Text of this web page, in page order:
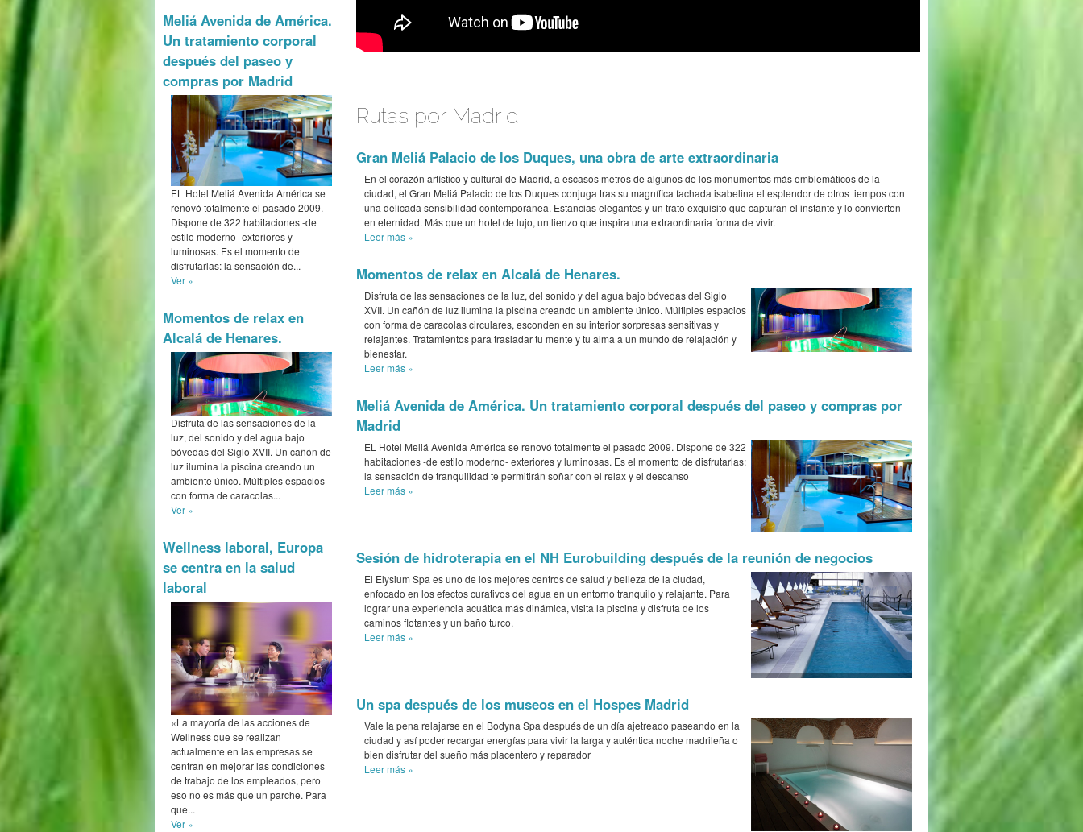
Meliá Avenida de América.
Un tratamiento corporal
después del paseo y
compras por Madrid
EL Hotel Meliá Avenida América se
renovó totalmente el pasado 2009.
Dispone de 322 habitaciones -de
estilo moderno- exteriores y
luminosas. Es el momento de
disfrutarlas: la sensación de...
Ver »
Momentos de relax en
Alcalá de Henares.
Disfruta de las sensaciones de la
luz, del sonido y del agua bajo
bóvedas del Siglo XVII. Un cañón de
luz ilumina la piscina creando un
ambiente único. Múltiples espacios
con forma de caracolas...
Ver »
Wellness laboral, Europa
se centra en la salud
laboral
«La mayoría de las acciones de
Wellness que se realizan
actualmente en las empresas se
centran en mejorar las condiciones
de trabajo de los empleados, pero
eso no es más que un parche. Para
que...
Ver »
Rutas por Madrid
Gran Meliá Palacio de los Duques, una obra de arte extraordinaria
En el corazón artístico y cultural de Madrid, a escasos metros de algunos de los monumentos más emblemáticos de la
ciudad, el Gran Meliá Palacio de los Duques conjuga tras su magnífica fachada isabelina el esplendor de otros tiempos con
una delicada sensibilidad contemporánea. Estancias elegantes y un trato exquisito que capturan el instante y lo convierten
en eternidad. Más que un hotel de lujo, un lienzo que inspira una extraordinaria forma de vivir.
Leer más »
Momentos de relax en Alcalá de Henares.
Disfruta de las sensaciones de la luz, del sonido y del agua bajo bóvedas del Siglo
XVII. Un cañón de luz ilumina la piscina creando un ambiente único. Múltiples espacios
con forma de caracolas circulares, esconden en su interior sorpresas sensitivas y
relajantes. Tratamientos para trasladar tu mente y tu alma a un mundo de relajación y
bienestar.
Leer más »
Meliá Avenida de América. Un tratamiento corporal después del paseo y compras por
Madrid
EL Hotel Meliá Avenida América se renovó totalmente el pasado 2009. Dispone de 322
habitaciones -de estilo moderno- exteriores y luminosas. Es el momento de disfrutarlas:
la sensación de tranquilidad te permitirán soñar con el relax y el descanso
Leer más »
Sesión de hidroterapia en el NH Eurobuilding después de la reunión de negocios
El Elysium Spa es uno de los mejores centros de salud y belleza de la ciudad,
enfocado en los efectos curativos del agua en un entorno tranquilo y relajante. Para
lograr una experiencia acuática más dinámica, visita la piscina y disfruta de los
caminos flotantes y un baño turco.
Leer más »
Un spa después de los museos en el Hospes Madrid
Vale la pena relajarse en el Bodyna Spa después de un día ajetreado paseando en la
ciudad y así poder recargar energías para vivir la larga y auténtica noche madrileña o
bien disfrutar del sueño más placentero y reparador
Leer más »